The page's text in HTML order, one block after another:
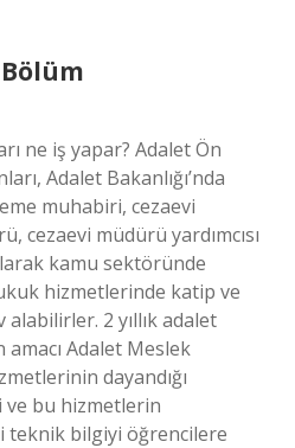
ne iş yapar? Adalet Ön
Adalet Bakanlığı’nda
muhabiri, cezaevi
cezaevi müdürü yardımcısı
kamu sektöründe
hizmetlerinde katip ve
2 yıllık adalet
Adalet Meslek
dayandığı
ve bu hizmetlerin
teknik bilgiyi öğrencilere